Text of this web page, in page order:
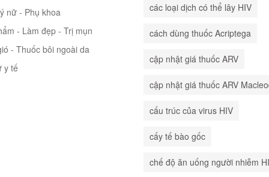
nữ - Phụ khoa
- Làm đẹp - Trị mụn
- Thuốc bôi ngoài da
y tế
các loại dịch có thể lây HIV
cách dùng thuốc Acriptega
cập nhật giá thuốc ARV
cập nhật giá thuốc ARV
cấu trúc của virus HIV
cấy tế bào gốc
chế độ ăn uống người nhiễm